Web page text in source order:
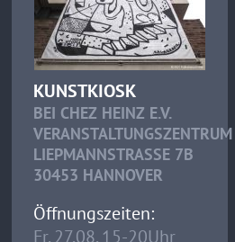
KUNSTKIOSK
BEI CHEZ HEINZ E.V.
VERANSTALTUNGSZENTRUM
LIEPMANNSTRASSE 7B
30453 HANNOVER
Öffnungszeiten:
Fr. 27.08. 15-20Uhr